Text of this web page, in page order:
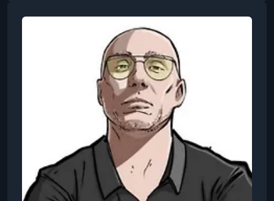
гармоничных и свободных отношениях, без
ограничений и самообмана.Ему принадлежит
уникальный, основанный на исследованиях
подход к соблазнению, который исключает
неадекватность и неловкие сценарии, и вместо